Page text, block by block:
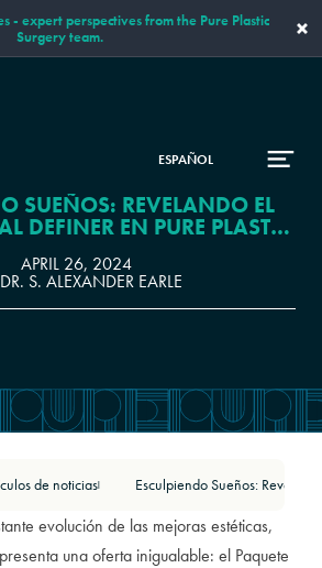
- expert perspectives from the Pure Plastic
Surgery team.
×
ESPAÑOL
SUEÑOS: REVELANDO EL
DEFINER EN PURE PLASTIC
APRIL 26, 2024
DR. S. ALEXANDER EARLE
de noticias
evolución de las mejoras estéticas,
una oferta inigualable: el Paquete